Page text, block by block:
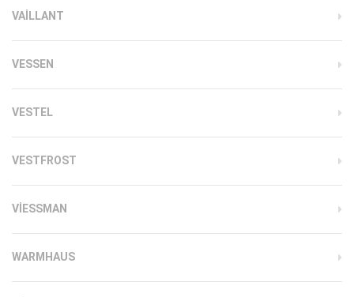
VAILLANT
VESSEN
VESTEL
VESTFROST
VIESSMAN
WARMHAUS